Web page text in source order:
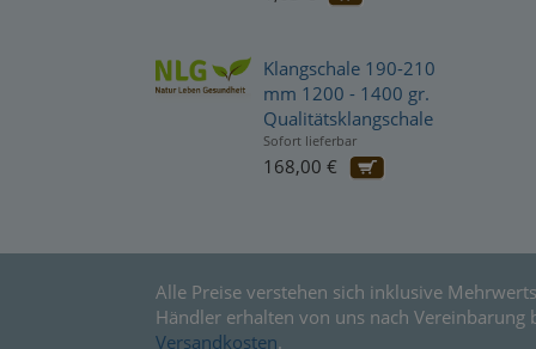
Klangschale 190-210
mm 1200 - 1400 gr.
Qualitätsklangschale
Sofort lieferbar
168,00 €
Alle Preise verstehen sich inklusive
Händler erhalten von uns nach
Versandkosten.